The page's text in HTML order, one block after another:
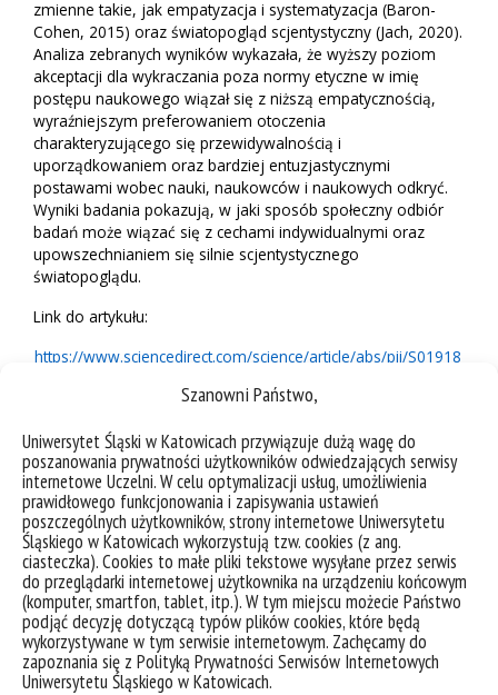
Szanowni Państwo,
Uniwersytet Śląski w Katowicach przywiązuje dużą wagę do
poszanowania prywatności użytkowników odwiedzających serwisy
internetowe Uczelni. W celu optymalizacji usług, umożliwienia
prawidłowego funkcjonowania i zapisywania ustawień
poszczególnych użytkowników, strony internetowe Uniwersytetu
Śląskiego w Katowicach wykorzystują tzw. cookies (z ang.
ciasteczka). Cookies to małe pliki tekstowe wysyłane przez serwis
do przeglądarki internetowej użytkownika na urządzeniu końcowym
(komputer, smartfon, tablet, itp.). W tym miejscu możecie Państwo
podjąć decyzję dotyczącą typów plików cookies, które będą
wykorzystywane w tym serwisie internetowym. Zachęcamy do
zapoznania się z Polityką Prywatności Serwisów Internetowych
Uniwersytetu Śląskiego w Katowicach.
zmienne takie, jak empatyzacja i systematyzacja (Baron-
Cohen, 2015) oraz światopogląd scjentystyczny (Jach, 2020).
Analiza zebranych wyników wykazała, że wyższy poziom
akceptacji dla wykraczania poza normy etyczne w imię
postępu naukowego wiązał się z niższą empatycznością,
wyraźniejszym preferowaniem otoczenia
charakteryzującego się przewidywalnością i
uporządkowaniem oraz bardziej entuzjastycznymi
postawami wobec nauki, naukowców i naukowych odkryć.
Wyniki badania pokazują, w jaki sposób społeczny odbiór
badań może wiązać się z cechami indywidualnymi oraz
upowszechnianiem się silnie scjentystycznego
światopoglądu.
Link do artykułu:
https://www.sciencedirect.com/science/article/abs/pii/S01918
Polecane publikacje związane z tematyką
przeprowadzonego badania:
Baron-Cohen, S. (2015). Teoria zła. O empatii i genezie
okrucieństwa.
Sopot: Smak słowa.
Jach, Ł. (2020). Światopogląd scjentystyczny – korelaty i
uwarunkowania. Katowice: Wydawnictwo Uniwersytetu
Śląskiego.